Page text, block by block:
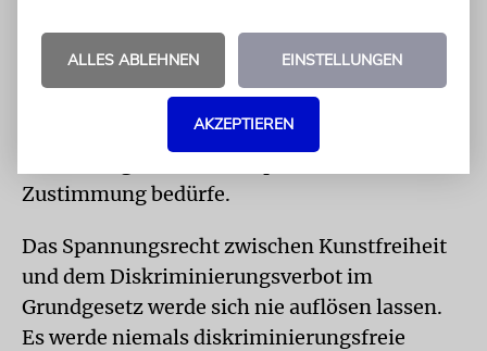
Und Nina Keller-Kemmerer von der Justus-
Liebig-Universität Gießen schlug eine andere
Lösung vor, nämlich eine Änderung der
Förderrichtlinien, die als Eingriff in das
Zustimmung bedürfe.
Das Spannungsrecht zwischen Kunstfreiheit
und dem Diskriminierungsverbot im
Grundgesetz werde sich nie auflösen lassen.
Es werde niemals diskriminierungsfreie
ALLES ABLEHNEN EINSTELLUNGEN
AKZEPTIEREN